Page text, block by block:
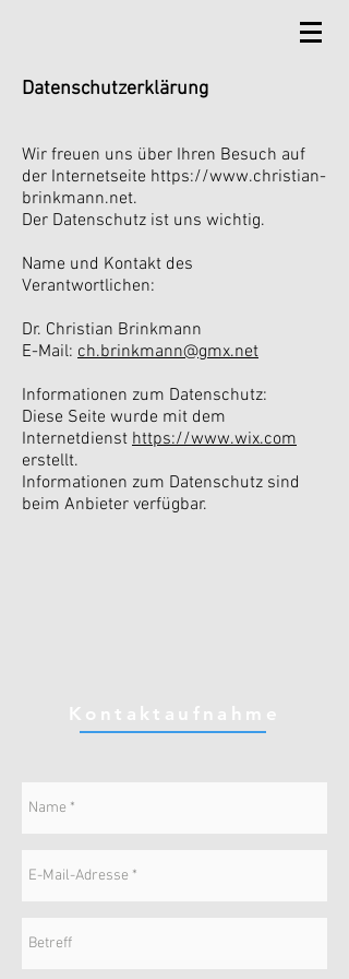
Datenschutzerklärung
Wir freuen uns über Ihren Besuch auf
der Internetseite https://www.christian-
brinkmann.net.
Der Datenschutz ist uns wichtig.
Name und Kontakt des
Verantwortlichen:
Dr. Christian Brinkmann
E-Mail: ch.brinkmann@gmx.net
Informationen zum Datenschutz:
Diese Seite wurde mit dem
Internetdienst https://www.wix.com
erstellt.
Informationen zum Datenschutz sind
beim Anbieter verfügbar.
Kontaktaufnahme